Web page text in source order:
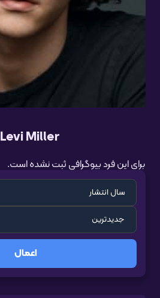
Levi Miller
برای این فرد بیوگرافی ثبت نشده است.
اعمال